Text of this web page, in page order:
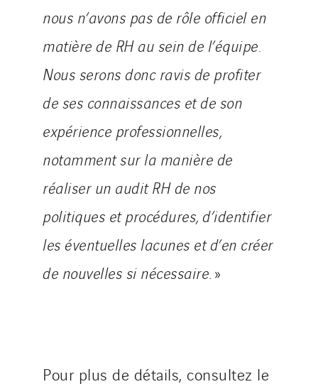
nous n’avons pas de rôle officiel en
matière de RH au sein de l’équipe.
Nous serons donc ravis de profiter
de ses connaissances et de son
expérience professionnelles,
notamment sur la manière de
réaliser un audit RH de nos
politiques et procédures, d’identifier
les éventuelles lacunes et d’en créer
de nouvelles si nécessaire . »
Pour plus de détails, consultez le